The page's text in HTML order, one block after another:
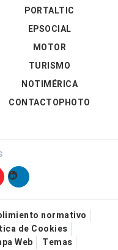
PORTALTIC
EPSOCIAL
MOTOR
TURISMO
NOTIMÉRICA
CONTACTOPHOTO
normativo
de Cookies
Web Temas